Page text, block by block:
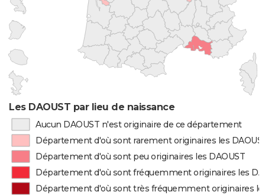
Les DAOUST par lieu de naissance
Aucun DAOUST n'est originaire de ce département
Département d'où sont rarement originaires les
Département d'où sont peu originaires les DAOUST
Département d'où sont fréquemment originaires les
Département d'où sont très fréquemment originaires